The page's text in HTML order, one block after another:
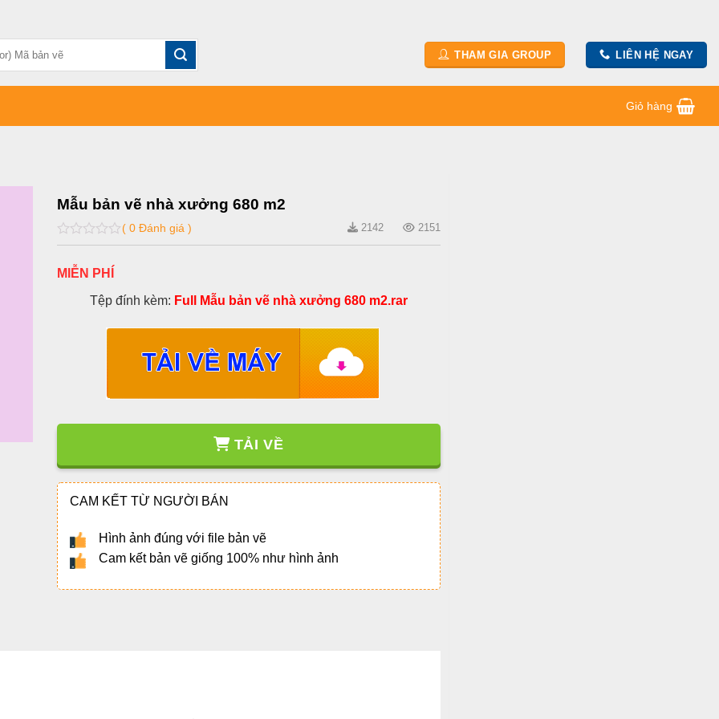
THAM GIA GROUP LIÊN HỆ NGAY
Giỏ hàng
Mẫu bản vẽ nhà xưởng 680 m2
0
of
( 0 Đánh giá ) 2142 2151
MIỄN PHÍ
Tệp đính kèm: Full Mẫu bản vẽ nhà xưởng 680 m2.rar
TẢI VỀ
CAM KẾT TỪ NGƯỜI BÁN
Hình ảnh đúng với file bản vẽ
Cam kết bản vẽ giống 100% như hình ảnh